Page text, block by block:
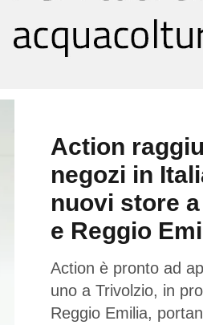
Action
negozi in
nuovi store
e Reggio
Action è pronto ad
uno a Trivolzio, in
Reggio Emilia,